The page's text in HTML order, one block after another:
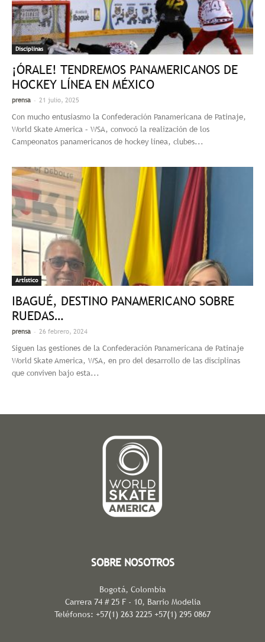
Disciplinas
¡ÓRALE! TENDREMOS PANAMERICANOS DE
HOCKEY LÍNEA EN MÉXICO
prensa - 21 julio, 2025
Con mucho entusiasmo la Confederación Panamericana de Patinaje,
World Skate America – WSA, convocó la realización de los
Campeonatos panamericanos de hockey línea, clubes...
Artístico
IBAGUÉ, DESTINO PANAMERICANO SOBRE
RUEDAS…
prensa - 26 febrero, 2024
Siguen las gestiones de la Confederación Panamericana de Patinaje
World Skate America, WSA, en pro del desarrollo de las disciplinas
que conviven bajo esta...
SOBRE NOSOTROS
Bogotá, Colombia
Carrera 74 # 25 F - 10, Barrio Modelia
Teléfonos: +57(1) 263 2225 +57(1) 295 0867